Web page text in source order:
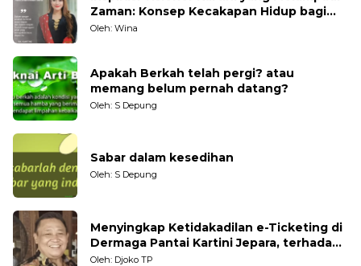
Zaman: Konsep Kecakapan Hidup bagi
Generasi Muda
Oleh: Wina
Apakah Berkah telah pergi? atau
memang belum pernah datang?
Oleh: S Depung
Sabar dalam kesedihan
Oleh: S Depung
Menyingkap Ketidakadilan e-Ticketing di
Dermaga Pantai Kartini Jepara, terhadap
Nelayan Tradisional
Oleh: Djoko TP